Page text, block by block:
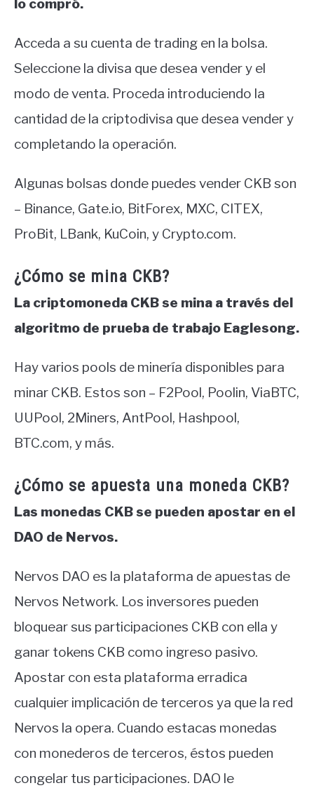
lo compró.
Acceda a su cuenta de trading en la bolsa.
Seleccione la divisa que desea vender y el
modo de venta. Proceda introduciendo la
cantidad de la criptodivisa que desea vender y
completando la operación.
Algunas bolsas donde puedes vender CKB son
– Binance, Gate.io, BitForex, MXC, CITEX,
ProBit, LBank, KuCoin, y Crypto.com.
¿Cómo se mina CKB?
La criptomoneda CKB se mina a través del
algoritmo de prueba de trabajo Eaglesong.
Hay varios pools de minería disponibles para
minar CKB. Estos son – F2Pool, Poolin, ViaBTC,
UUPool, 2Miners, AntPool, Hashpool,
BTC.com, y más.
¿Cómo se apuesta una moneda CKB?
Las monedas CKB se pueden apostar en el
DAO de Nervos.
Nervos DAO es la plataforma de apuestas de
Nervos Network. Los inversores pueden
bloquear sus participaciones CKB con ella y
ganar tokens CKB como ingreso pasivo.
Apostar con esta plataforma erradica
cualquier implicación de terceros ya que la red
Nervos la opera. Cuando estacas monedas
con monederos de terceros, éstos pueden
congelar tus participaciones. DAO le